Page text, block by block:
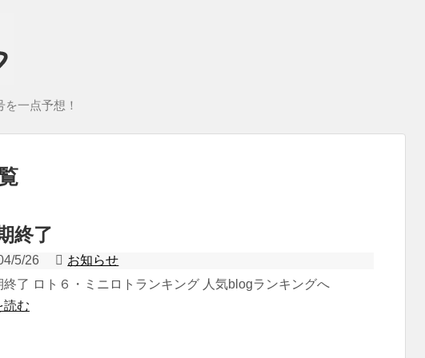
一点予想！
終了
5/26
お知らせ
終了 ロト６・ミニロトランキング 人気blogランキングへ
読む